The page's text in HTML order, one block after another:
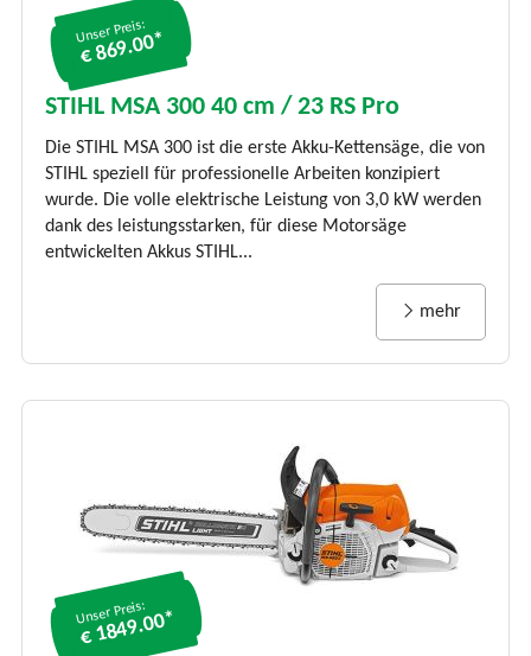
Unser Preis:
€ 869.00*
STIHL MSA 300 40 cm / 23 RS Pro
Die STIHL MSA 300 ist die erste Akku-Kettensäge, die von
STIHL speziell für professionelle Arbeiten konzipiert
wurde. Die volle elektrische Leistung von 3,0 kW werden
dank des leistungsstarken, für diese Motorsäge
entwickelten Akkus STIHL...
mehr
Unser Preis:
€ 1849.00*